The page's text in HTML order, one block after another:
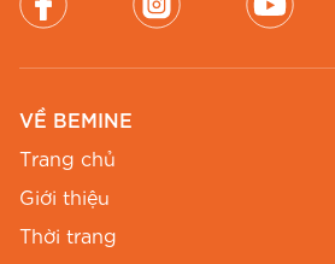
Màu sắc & kích thước
Để giúp Chị chọn được size
BEMINE xin gửi đến bảng
VỀ BEMINE
Trang chủ
Giới thiệu
Thời trang